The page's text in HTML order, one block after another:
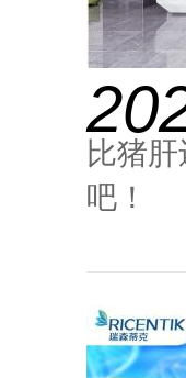
比猪
吧！